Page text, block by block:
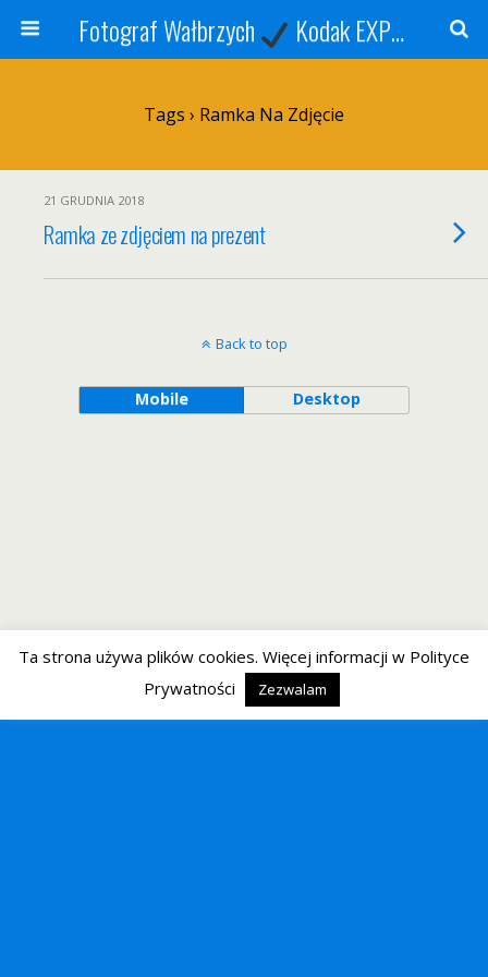
Fotograf Wałbrzych Kodak EXPRESS
Tags › Ramka Na Zdjęcie
21 GRUDNIA 2018
Ramka ze zdjęciem na prezent
Back to top
Mobile Desktop
Ta strona używa plików cookies. Więcej informacji w Polityce
Prywatności
Zezwalam